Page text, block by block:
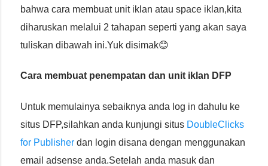
bahwa cara membuat unit iklan atau space iklan,kita
diharuskan melalui 2 tahapan seperti yang akan saya
tuliskan dibawah ini.Yuk disimak😊
Cara membuat penempatan dan unit iklan DFP
Untuk memulainya sebaiknya anda log in dahulu ke
situs DFP,silahkan anda kunjungi situs DoubleClicks
for Publisher dan login disana dengan menggunakan
email adsense anda.Setelah anda masuk dan